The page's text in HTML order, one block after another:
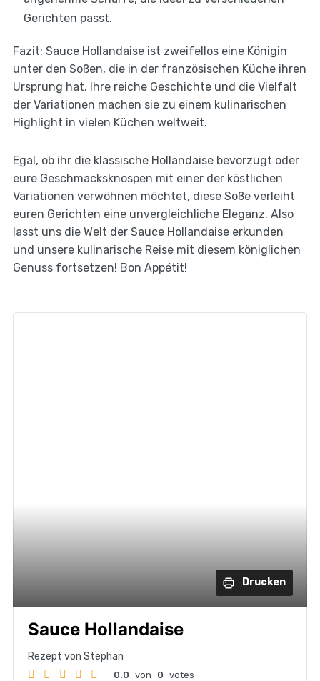
Gerichten passt.
Fazit: Sauce Hollandaise ist zweifellos eine Königin
unter den Soßen, die in der französischen Küche ihren
Ursprung hat. Ihre reiche Geschichte und die Vielfalt
der Variationen machen sie zu einem kulinarischen
Highlight in vielen Küchen weltweit.
Egal, ob ihr die klassische Hollandaise bevorzugt oder
eure Geschmacksknospen mit einer der köstlichen
Variationen verwöhnen möchtet, diese Soße verleiht
euren Gerichten eine unvergleichliche Eleganz. Also
lasst uns die Welt der Sauce Hollandaise erkunden
und unsere kulinarische Reise mit diesem königlichen
Genuss fortsetzen! Bon Appétit!
Drucken
Sauce Hollandaise
Rezept von Stephan
0.0 von 0 votes